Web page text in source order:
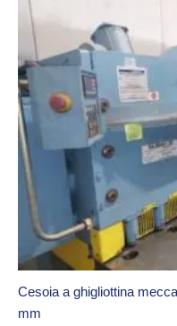
Cesoia a ghigliottina
mm